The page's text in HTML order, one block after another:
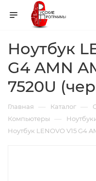
Ноутбук
G4 AMN
7520U
Главная — Каталог —
Компьютеры —
Ноутбук LENOVO V15 G4